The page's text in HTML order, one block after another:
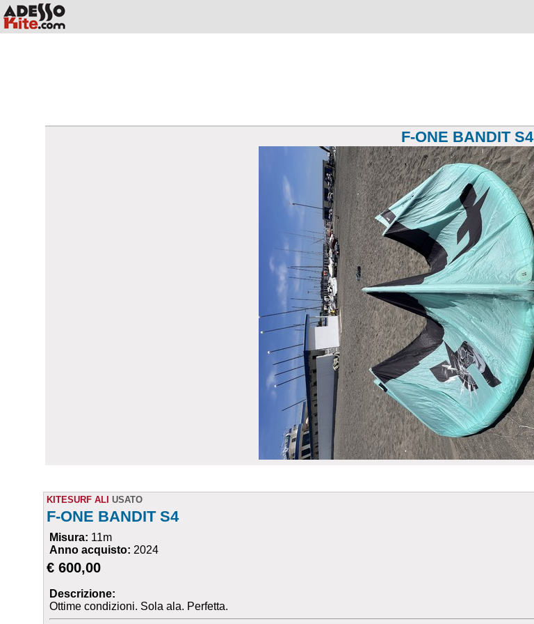
F-ONE BANDIT S4
KITESURF ALI USATO
F-ONE BANDIT S4
Misura: 11m
Anno acquisto: 2024
€ 600,00
Descrizione:
Ottime condizioni. Sola ala. Perfetta.